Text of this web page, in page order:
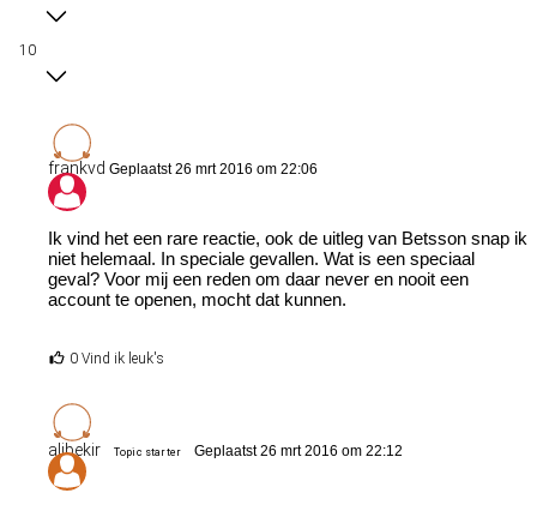
10
frankvd Geplaatst 26 mrt 2016 om 22:06
Ik vind het een rare reactie, ook de uitleg van Betsson snap ik
niet helemaal. In speciale gevallen. Wat is een speciaal
geval? Voor mij een reden om daar never en nooit een
account te openen, mocht dat kunnen.
0 Vind ik leuk's
alibekir Topic starter Geplaatst 26 mrt 2016 om 22:12